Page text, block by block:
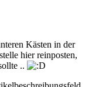
Kästen in der
hier reinposten,
..